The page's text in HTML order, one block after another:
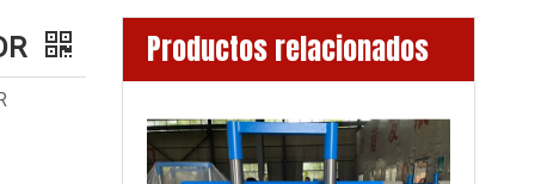
Productos relacionados